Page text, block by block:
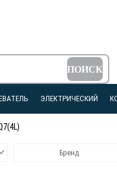
ЭЛЕКТРИЧЕСКИЙ
Бренд